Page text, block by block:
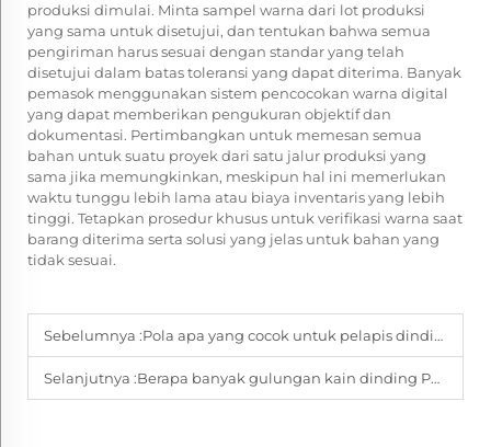
produksi dimulai. Minta sampel warna dari lot produksi
yang sama untuk disetujui, dan tentukan bahwa semua
pengiriman harus sesuai dengan standar yang telah
disetujui dalam batas toleransi yang dapat diterima. Banyak
pemasok menggunakan sistem pencocokan warna digital
yang dapat memberikan pengukuran objektif dan
dokumentasi. Pertimbangkan untuk memesan semua
bahan untuk suatu proyek dari satu jalur produksi yang
sama jika memungkinkan, meskipun hal ini memerlukan
waktu tunggu lebih lama atau biaya inventaris yang lebih
tinggi. Tetapkan prosedur khusus untuk verifikasi warna saat
barang diterima serta solusi yang jelas untuk bahan yang
tidak sesuai.
Sebelumnya :Pola apa yang cocok untuk pelapis dinding PVC di hotel mewah?
Selanjutnya :Berapa banyak gulungan kain dinding PVC ukuran 54 inci yang Anda butuhkan?